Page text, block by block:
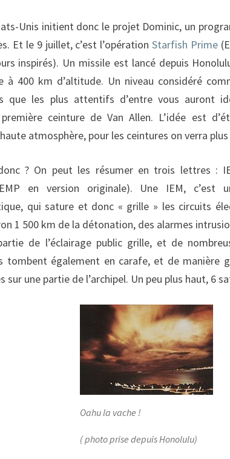
Unis initient donc le projet Dominic, un
Et le 9 juillet, c’est l’opérationStarfish Prime
inspirés). Un missile est lancé depuis
à 400 km d’altitude. Un niveau considéré
que les plus attentifs d’entre vous auront
ceinture de Van Allen. L’idée est
atmosphère, pour les ceintures on verra
? On peut les résumer en trois lettres :
en version originale). Une IEM, c’est
qui sature et donc « grille » les circuits
1 500 km de la détonation, des alarmes
de l’éclairage public grille, et de
tombent également en carafe, et de manière
sur une partie de l’archipel. Un peu plus haut, 6
Oahu la vache !
( photo prise depuis Honolulu)